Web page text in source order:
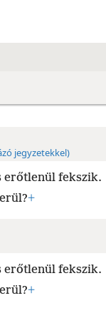
jegyzetekkel)
erőtlenül fekszik.
+
erőtlenül fekszik.
+